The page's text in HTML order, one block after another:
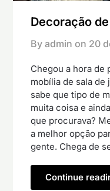
Decoração
By admin on 20
Chegou a hora de
mobília de sala de
sabe que tipo de
muita coisa e
que procurava?
a melhor opção
gente. Chega de
Continue